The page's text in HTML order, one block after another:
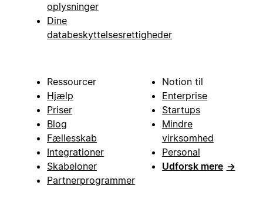
oplysninger
Dine
databeskyttelsesrettigheder
Ressourcer
Hjælp
Priser
Blog
Fællesskab
Integrationer
Skabeloner
Partnerprogrammer
Notion til
Enterprise
Startups
Mindre
virksomhed
Personal
Udforsk mere →